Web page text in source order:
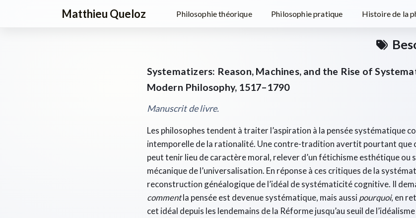
Matthieu Queloz Philosophie théorique Philosophie pratique Histoire de la
Systematizers: Reason, Machines, and the Rise of
Modern Philosophy, 1517–1790
Manuscrit de livre.
Les philosophes tendent à traiter l’aspiration à la pensée systématique
intemporelle de la rationalité. Une contre-tradition avertit pourtant que
peut tenir lieu de caractère moral, relever d’un fétichisme esthétique ou
mécanique de l’universalisation. En réponse à ces critiques de la
reconstruction généalogique de l’idéal de systématicité cognitive. Il
commentla pensée est devenue systématique, mais aussi pourquoi, en
cet idéal depuis les lendemains de la Réforme jusqu’au seuil de